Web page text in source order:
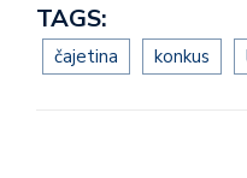
TAGS:
čajetina konkus